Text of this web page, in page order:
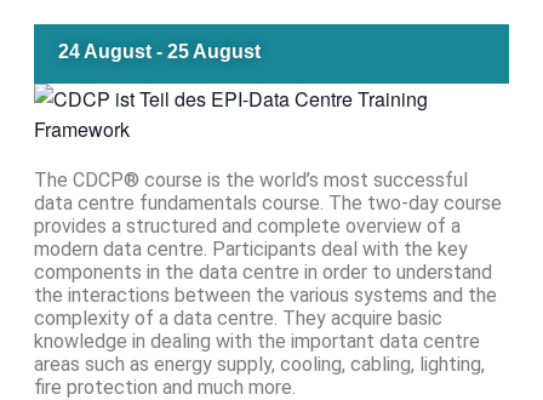
24 August - 25 August
The CDCP® course is the world’s most successful
data centre fundamentals course. The two-day course
provides a structured and complete overview of a
modern data centre. Participants deal with the key
components in the data centre in order to understand
the interactions between the various systems and the
complexity of a data centre. They acquire basic
knowledge in dealing with the important data centre
areas such as energy supply, cooling, cabling, lighting,
fire protection and much more.